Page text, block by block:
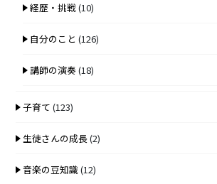
経歴・挑戦(10)
自分のこと (126)
講師の演奏(18)
子育て (123)
生徒さんの成長(2)
音楽の豆知識(12)